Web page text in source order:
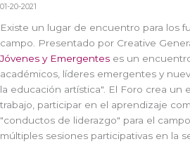
01-20-2021
Existe un lugar de encuentro para los
campo. Presentado por Creative
Jóvenes y Emergentes es un
académicos, líderes emergentes y
la educación artística". El Foro crea un
trabajo, participar en el aprendizaje
"conductos de liderazgo" para el
múltiples sesiones participativas en la